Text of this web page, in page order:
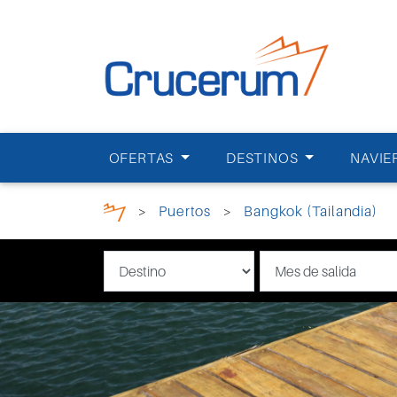
OFERTAS DESTINOS
> Puertos > Bangkok (Tailandia)